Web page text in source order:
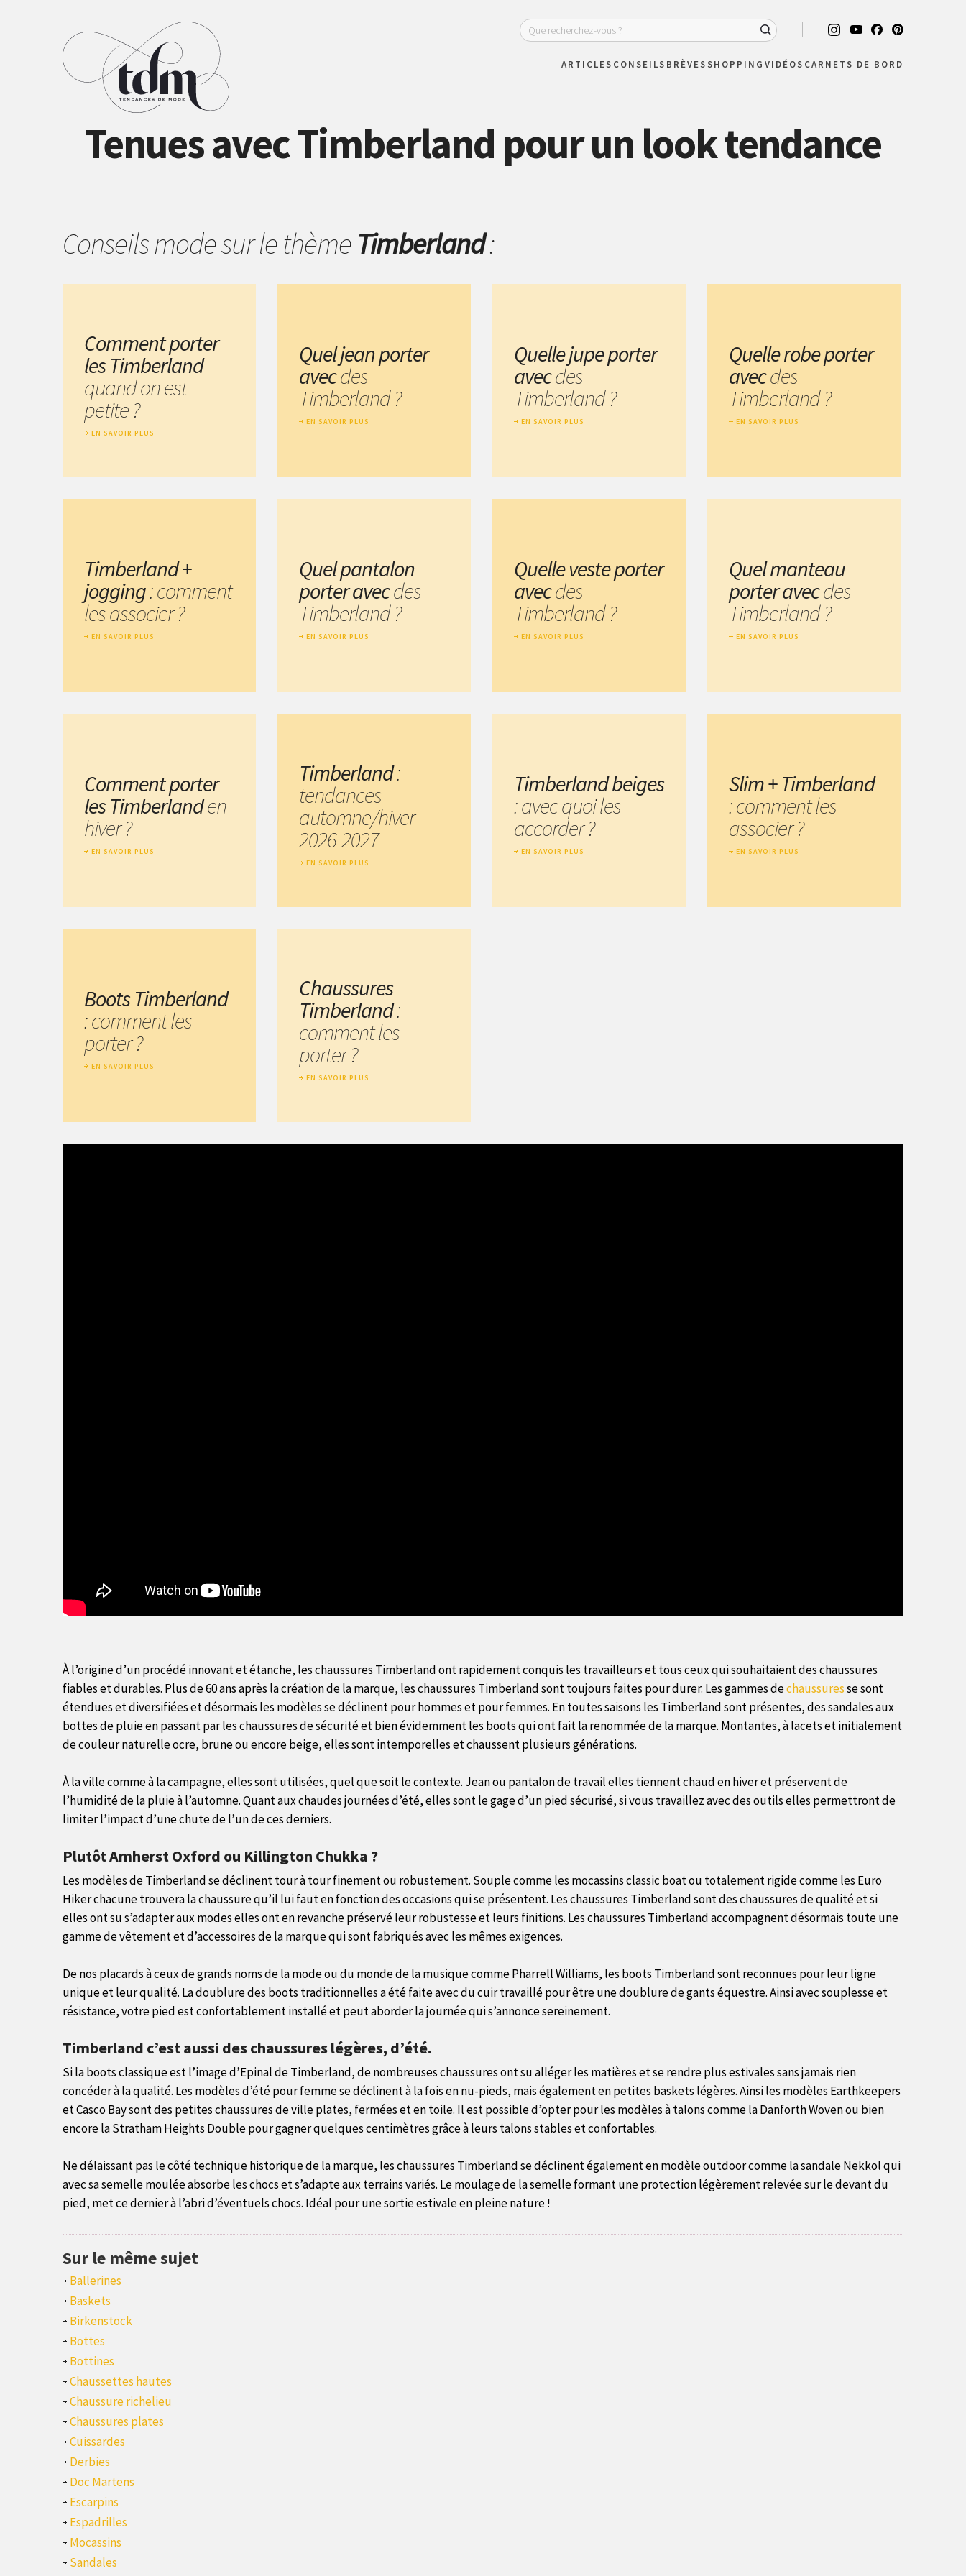
ARTICLES CONSEILS BRÈVESSHOPPING VIDÉOS CARNETS DE BORD
Tenues avec Timberland pour un look tendance
À l’origine d’un procédé innovant et étanche, les chaussures Timberland ont rapidement conquis les travailleurs et tous ceux qui souhaitaient des chaussures
fiables et durables. Plus de 60 ans après la création de la marque, les chaussures Timberland sont toujours faites pour durer. Les gammes dechaussuresse sont
étendues et diversifiées et désormais les modèles se déclinent pour hommes et pour femmes. En toutes saisons les Timberland sont présentes, des sandales aux
bottes de pluie en passant par les chaussures de sécurité et bien évidemment les boots qui ont fait la renommée de la marque. Montantes, à lacets et initialement
de couleur naturelle ocre, brune ou encore beige, elles sont intemporelles et chaussent plusieurs générations.
À la ville comme à la campagne, elles sont utilisées, quel que soit le contexte. Jean ou pantalon de travail elles tiennent chaud en hiver et préservent de
l’humidité de la pluie à l’automne. Quant aux chaudes journées d’été, elles sont le gage d’un pied sécurisé, si vous travaillez avec des outils elles permettront de
limiter l’impact d’une chute de l’un de ces derniers.
Plutôt Amherst Oxford ou Killington Chukka ?
Les modèles de Timberland se déclinent tour à tour finement ou robustement. Souple comme les mocassins classic boat ou totalement rigide comme les Euro
Hiker chacune trouvera la chaussure qu’il lui faut en fonction des occasions qui se présentent. Les chaussures Timberland sont des chaussures de qualité et si
elles ont su s’adapter aux modes elles ont en revanche préservé leur robustesse et leurs finitions. Les chaussures Timberland accompagnent désormais toute une
gamme de vêtement et d’accessoires de la marque qui sont fabriqués avec les mêmes exigences.
De nos placards à ceux de grands noms de la mode ou du monde de la musique comme Pharrell Williams, les boots Timberland sont reconnues pour leur ligne
unique et leur qualité. La doublure des boots traditionnelles a été faite avec du cuir travaillé pour être une doublure de gants équestre. Ainsi avec souplesse et
résistance, votre pied est confortablement installé et peut aborder la journée qui s’annonce sereinement.
Timberland c’est aussi des chaussures légères, d’été.
Si la boots classique est l’image d’Epinal de Timberland, de nombreuses chaussures ont su alléger les matières et se rendre plus estivales sans jamais rien
concéder à la qualité. Les modèles d’été pour femme se déclinent à la fois en nu-pieds, mais également en petites baskets légères. Ainsi les modèles Earthkeepers
et Casco Bay sont des petites chaussures de ville plates, fermées et en toile. Il est possible d’opter pour les modèles à talons comme la Danforth Woven ou bien
encore la Stratham Heights Double pour gagner quelques centimètres grâce à leurs talons stables et confortables.
Ne délaissant pas le côté technique historique de la marque, les chaussures Timberland se déclinent également en modèle outdoor comme la sandale Nekkol qui
avec sa semelle moulée absorbe les chocs et s’adapte aux terrains variés. Le moulage de la semelle formant une protection légèrement relevée sur le devant du
pied, met ce dernier à l’abri d’éventuels chocs. Idéal pour une sortie estivale en pleine nature !
Sur le même sujet
Ballerines
Baskets
Birkenstock
Bottes
Bottines
Chaussettes hautes
Chaussure richelieu
Chaussures plates
Cuissardes
Derbies
Doc Martens
Escarpins
Espadrilles
Mocassins
Sandales
Conseils mode sur le thème Timberland:
Comment porter
les Timberland
quand on est
petite ?
EN SAVOIR PLUS
Quel jean porter
avecdes
Timberland ?
EN SAVOIR PLUS
Quelle jupe porter
avecdes
Timberland ?
EN SAVOIR PLUS
Quelle robe porter
avecdes
Timberland ?
EN SAVOIR PLUS
Timberland +
jogging: comment
les associer ?
EN SAVOIR PLUS
Quel pantalon
porter avecdes
Timberland ?
EN SAVOIR PLUS
Quelle veste porter
avecdes
Timberland ?
EN SAVOIR PLUS
Quel manteau
porter avecdes
Timberland ?
EN SAVOIR PLUS
Comment porter
les Timberlanden
hiver ?
EN SAVOIR PLUS
Timberland:
tendances
automne/hiver
2026-2027
EN SAVOIR PLUS
Timberland beiges
: avec quoi les
accorder ?
EN SAVOIR PLUS
Slim + Timberland
: comment les
associer ?
EN SAVOIR PLUS
Boots Timberland
: comment les
porter ?
EN SAVOIR PLUS
Chaussures
Timberland:
comment les
porter ?
EN SAVOIR PLUS